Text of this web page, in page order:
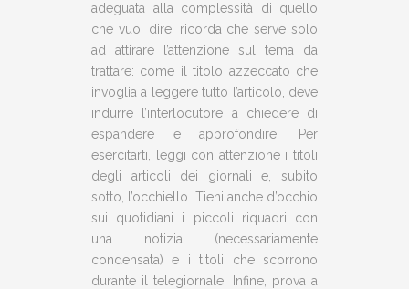
adeguata alla complessità di quello
che vuoi dire, ricorda che serve solo
ad attirare l’attenzione sul tema da
trattare: come il titolo azzeccato che
invoglia a leggere tutto l’articolo, deve
indurre l’interlocutore a chiedere di
espandere e approfondire. Per
esercitarti, leggi con attenzione i titoli
degli articoli dei giornali e, subito
sotto, l’occhiello. Tieni anche d’occhio
sui quotidiani i piccoli riquadri con
una notizia (necessariamente
condensata) e i titoli che scorrono
durante il telegiornale. Infine, prova a